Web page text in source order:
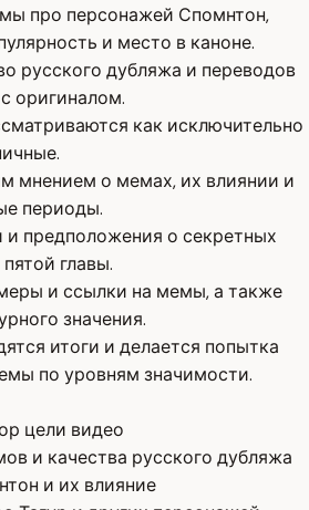
про персонажей Спомнтон,
и место в каноне.
русского дубляжа и переводов
оригиналом.
как исключительно
мнением о мемах, их влиянии и
периоды.
предположения о секретных
главы.
и ссылки на мемы, а также
значения.
итоги и делается попытка
по уровням значимости.
цели видео
и качества русского дубляжа
и их влияние